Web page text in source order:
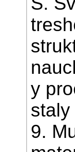
y
staly
9.